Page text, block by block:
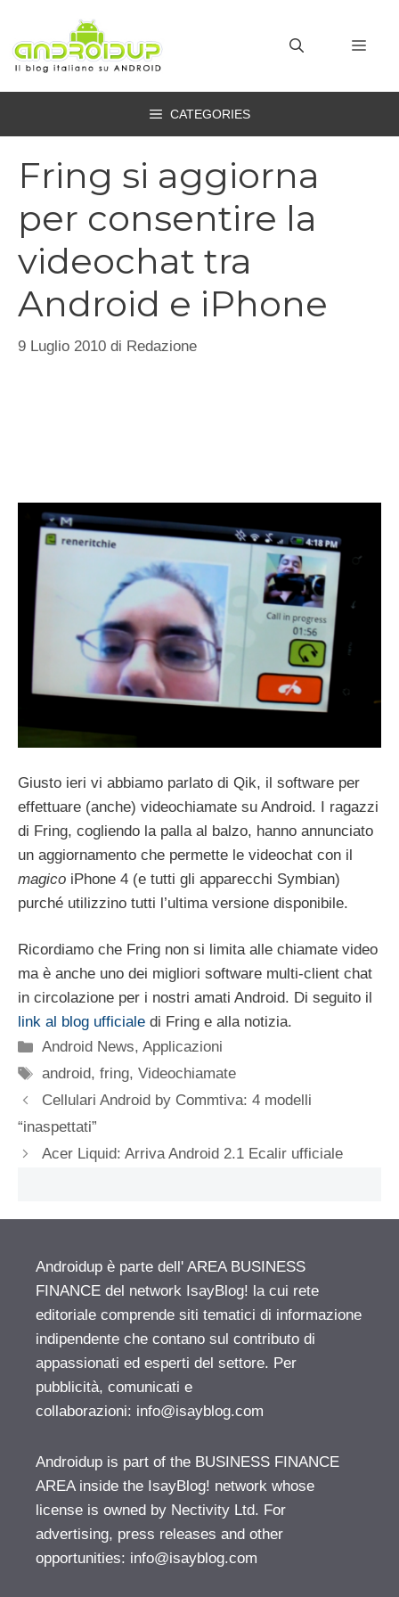
contenuto
CATEGORIES
Fring si aggiorna
per consentire la
videochat tra
Android e iPhone
9 Luglio 2010 di Redazione
Giusto ieri vi abbiamo parlato di Qik, il software per
effettuare (anche) videochiamate su Android. I ragazzi
di Fring, cogliendo la palla al balzo, hanno annunciato
un aggiornamento che permette le videochat con il
magico iPhone 4 (e tutti gli apparecchi Symbian)
purché utilizzino tutti l’ultima versione disponibile.
Ricordiamo che Fring non si limita alle chiamate video
ma è anche uno dei migliori software multi-client chat
in circolazione per i nostri amati Android. Di seguito il
link al blog ufficiale di Fring e alla notizia.
Categorie
Android News,Applicazioni
Tag
android,fring,Videochiamate
Cellulari Android by Commtiva: 4 modelli
“inaspettati”
Acer Liquid: Arriva Android 2.1 Ecalir ufficiale
Androidup è parte dell' AREA BUSINESS
FINANCE del network IsayBlog! la cui rete
editoriale comprende siti tematici di informazione
indipendente che contano sul contributo di
appassionati ed esperti del settore. Per
pubblicità, comunicati e
collaborazioni: info@isayblog.com
Androidup is part of the BUSINESS FINANCE
AREA inside the IsayBlog! network whose
license is owned by Nectivity Ltd. For
advertising, press releases and other
opportunities: info@isayblog.com